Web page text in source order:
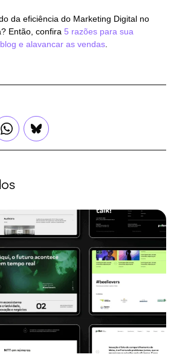
da eficiência do Marketing Digital no
Então, confira 5 razões para sua
e alavancar as vendas